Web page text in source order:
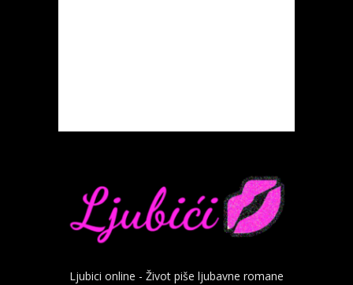
Ljubici online - Život piše ljubavne romane